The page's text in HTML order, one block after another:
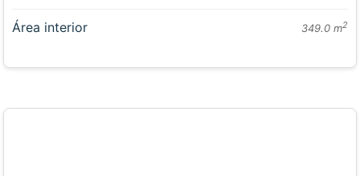
Área interior 349.0 m2